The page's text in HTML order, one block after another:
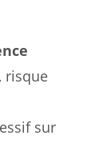
risque
sur